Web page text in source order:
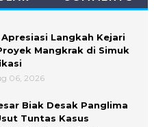
Apresiasi Langkah Kejari
Mangkrak di Simuk
06, 2026
Biak Desak Panglima
Tuntas Kasus